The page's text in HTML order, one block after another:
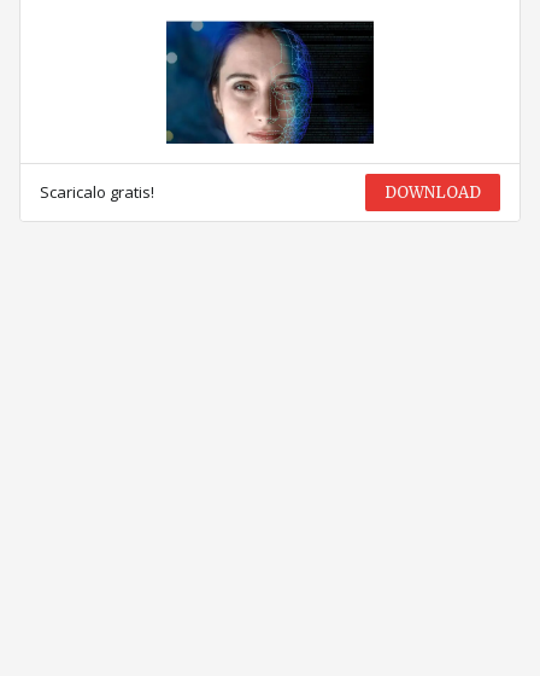
Scaricalo gratis! DOWNLOAD